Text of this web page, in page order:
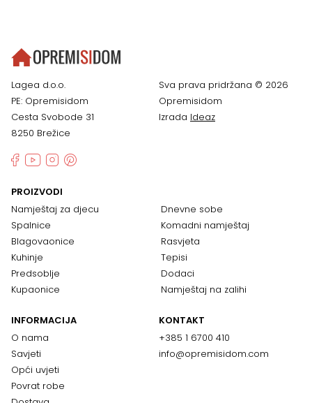
Lagea d.o.o.
PE: Opremisidom
Cesta Svobode 31
8250 Brežice
Sva prava pridržana © 2026
Opremisidom
Izrada Ideaz
PROIZVODI
Namještaj za djecu
Spalnice
Blagovaonice
Kuhinje
Predsoblje
Kupaonice
Dnevne sobe
Komadni namještaj
Rasvjeta
Tepisi
Dodaci
Namještaj na zalihi
INFORMACIJA
O nama
Savjeti
Opći uvjeti
Povrat robe
KONTAKT
+385 1 6700 410
info@opremisidom.com